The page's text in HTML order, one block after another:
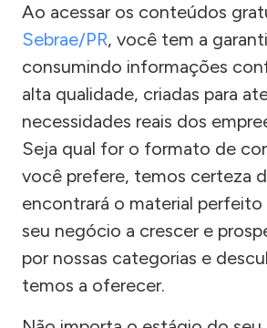
Ao acessar os conteúdos
Sebrae/PR, você tem a
consumindo informações
alta qualidade, criadas para
necessidades reais dos
Seja qual for o formato de
você prefere, temos certeza
encontrará o material perfeito
seu negócio a crescer e
por nossas categorias e
temos a oferecer.